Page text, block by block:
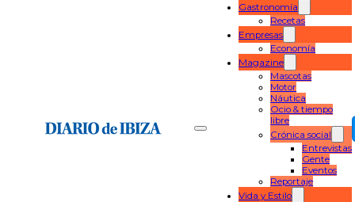
Gastronomía
Recetas
Empresas
Economía
Magazine
Mascotas
Motor
Náutica
Ocio & tiempo
libre
Crónica social
Entrevistas
Gente
Eventos
Reportaje
Vida y Estilo